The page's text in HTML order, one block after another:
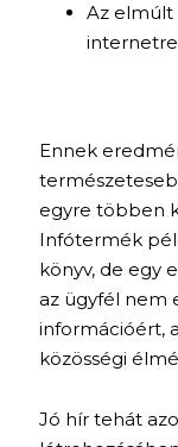
Az elmúlt
Ennek
egyre többen
Infótermék
könyv, de egy
az ügyfél nem
információért,
közösségi
Jó hír tehát